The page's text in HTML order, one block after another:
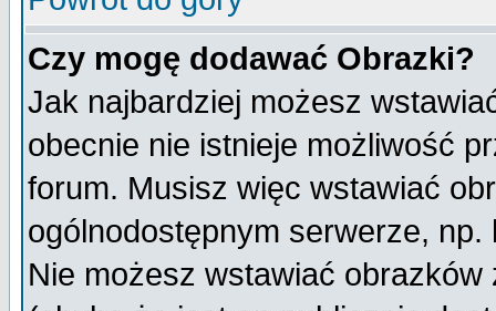
Czy mogę dodawać Obrazki?
Jak najbardziej możesz
obecnie nie istnieje możliwość
forum. Musisz więc wstawiać
ogólnodostępnym serwerze,
Nie możesz wstawiać